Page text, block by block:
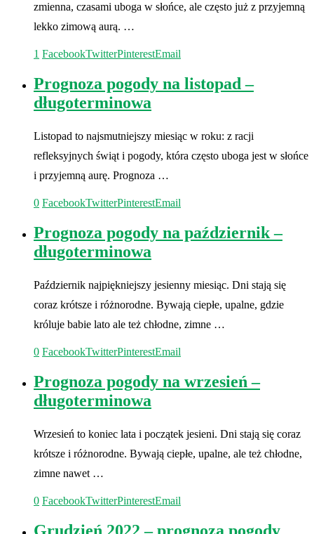
zmienna, czasami uboga w słońce, ale często już z przyjemną
lekko zimową aurą. …
1 FacebookTwitterPinterestEmail
Prognoza pogody na listopad –
długoterminowa
Listopad to najsmutniejszy miesiąc w roku: z racji
refleksyjnych świąt i pogody, która często uboga jest w słońce
i przyjemną aurę. Prognoza …
0 FacebookTwitterPinterestEmail
Prognoza pogody na październik –
długoterminowa
Październik najpiękniejszy jesienny miesiąc. Dni stają się
coraz krótsze i różnorodne. Bywają ciepłe, upalne, gdzie
króluje babie lato ale też chłodne, zimne …
0 FacebookTwitterPinterestEmail
Prognoza pogody na wrzesień –
długoterminowa
Wrzesień to koniec lata i początek jesieni. Dni stają się coraz
krótsze i różnorodne. Bywają ciepłe, upalne, ale też chłodne,
zimne nawet …
0 FacebookTwitterPinterestEmail
Grudzień 2022 – prognoza pogody